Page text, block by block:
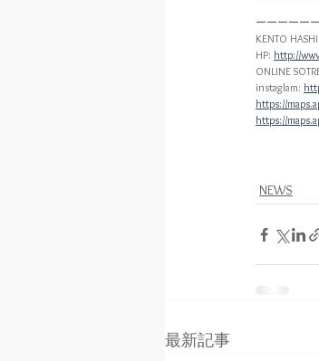
ーーーーー
KENTO
HP: http://
ONLINE
instaglam:
https://
https://
NEWS
最新記事